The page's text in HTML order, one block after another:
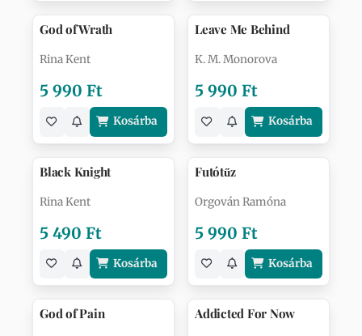
God of Wrath
Rina Kent
5 990 Ft
Kosárba
Leave Me Behind
K. M. Monorova
5 990 Ft
Kosárba
Black Knight
Rina Kent
5 490 Ft
Kosárba
Futótűz
Orgován Ramóna
5 990 Ft
Kosárba
God of Pain Addicted For Now